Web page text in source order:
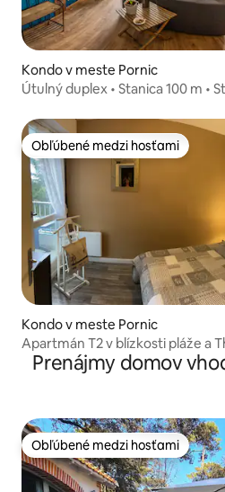
Kondo v meste Pornic
Útulný duplex • Stanica 100 m •
Obľúbené medzi hosťami
Obľúbené medzi hosťami
Kondo v meste Pornic
Apartmán T2 v blízkosti pláže a
Prenájmy domov
Obľúbené medzi hosťami
Obľúbené medzi hosťami